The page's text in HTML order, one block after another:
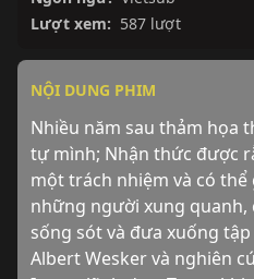
Lượt xem: 587 lượt
NỘI DUNG PHIM
Nhiều năm sau thảm họa
tự mình; Nhận thức được
một trách nhiệm và có thể
những người xung quanh,
sống sót và đưa xuống
Albert Wesker và nghiên